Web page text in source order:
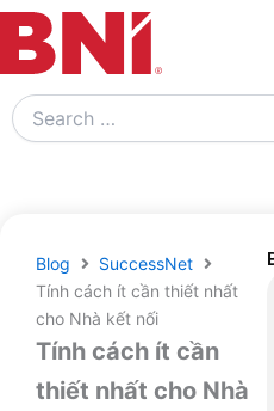
Search
…
Blog
SuccessNet
Tính cách ít cần thiết nhất
cho Nhà kết nối
Tính cách ít cần
thiết nhất cho Nhà